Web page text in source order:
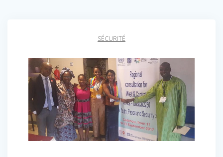
SÉCURITÉ